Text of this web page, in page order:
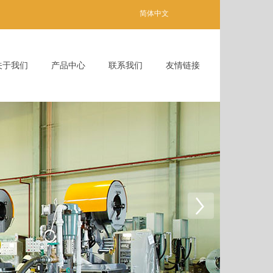
简体中文
于我们 产品中心 联系我们 友情链接